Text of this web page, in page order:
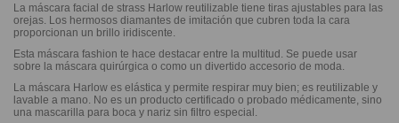
La máscara facial de strass Harlow reutilizable tiene tiras ajustables para las
orejas. Los hermosos diamantes de imitación que cubren toda la cara
proporcionan un brillo iridiscente.
Esta máscara fashion te hace destacar entre la multitud. Se puede usar
sobre la máscara quirúrgica o como un divertido accesorio de moda.
La máscara Harlow es elástica y permite respirar muy bien; es reutilizable y
lavable a mano. No es un producto certificado o probado médicamente, sino
una mascarilla para boca y nariz sin filtro especial.